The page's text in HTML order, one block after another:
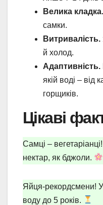
Велика кладка.
самки.
Витривалість.
й холод.
Адаптивність.
якій воді – від
горщиків.
Цікаві
Самці –
нектар, як бджоли.
Яйця-рекордсмени!
воду до 5 років.